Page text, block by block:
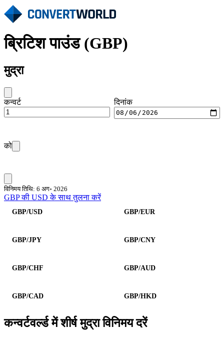
ब्रिटिश पाउंड (GBP)
मुद्रा
कन्वर्ट दिनांक
को
विनिमय तिथि: 6 अग॰ 2026
GBP की USD के साथ तुलना करें
GBP/USD GBP/EUR
GBP/JPY GBP/CNY
GBP/CHF GBP/AUD
GBP/CAD GBP/HKD
कन्वर्टवर्ल्ड में शीर्ष मुद्रा विनिमय दरें